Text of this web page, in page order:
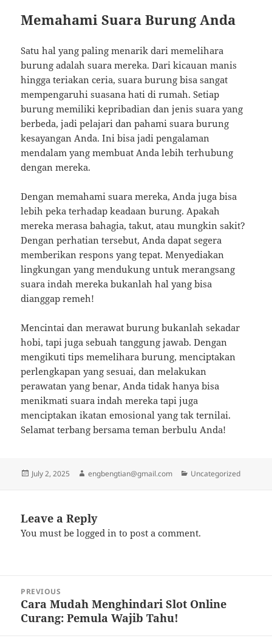
Memahami Suara Burung Anda
Satu hal yang paling menarik dari memelihara
burung adalah suara mereka. Dari kicauan manis
hingga teriakan ceria, suara burung bisa sangat
mempengaruhi suasana hati di rumah. Setiap
burung memiliki kepribadian dan jenis suara yang
berbeda, jadi pelajari dan pahami suara burung
kesayangan Anda. Ini bisa jadi pengalaman
mendalam yang membuat Anda lebih terhubung
dengan mereka.
Dengan memahami suara mereka, Anda juga bisa
lebih peka terhadap keadaan burung. Apakah
mereka merasa bahagia, takut, atau mungkin sakit?
Dengan perhatian tersebut, Anda dapat segera
memberikan respons yang tepat. Menyediakan
lingkungan yang mendukung untuk merangsang
suara indah mereka bukanlah hal yang bisa
dianggap remeh!
Mencintai dan merawat burung bukanlah sekadar
hobi, tapi juga sebuah tanggung jawab. Dengan
mengikuti tips memelihara burung, menciptakan
perlengkapan yang sesuai, dan melakukan
perawatan yang benar, Anda tidak hanya bisa
menikmati suara indah mereka tapi juga
menciptakan ikatan emosional yang tak ternilai.
Selamat terbang bersama teman berbulu Anda!
Posted
July 2, 2025 Author
engbengtian@gmail.com Categories
Uncategorized
Leave a Reply
You must belogged in to post a comment.
navigation
PREVIOUS
Previous
post:
Cara Mudah Menghindari Slot Online
Curang: Pemula Wajib Tahu!